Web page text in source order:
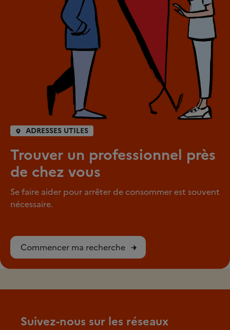
ADRESSES UTILES
Trouver un professionnel près
de chez vous
Se faire aider pour arrêter de consommer est souvent
nécessaire.
Commencer ma recherche
Suivez-nous sur les réseaux